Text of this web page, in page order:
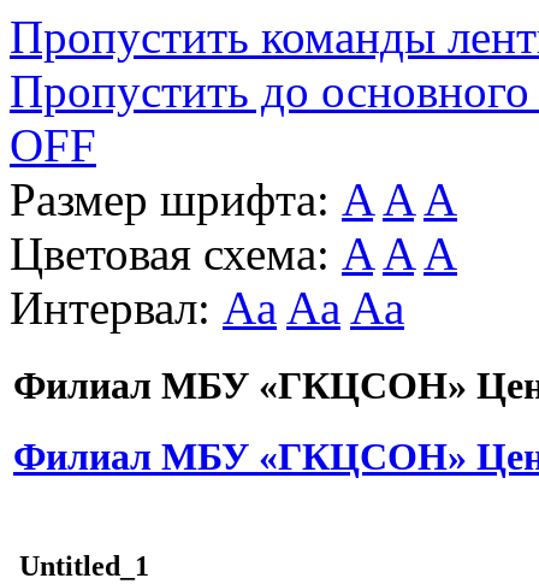
Пропустить команды
Пропустить до основного
OFF
Размер шрифта: A A A
Цветовая схема: A A A
Интервал: Aa Aa Aa
Филиал МБУ «ГКЦСОН»
Филиал МБУ «ГКЦСОН»
Untitled_1